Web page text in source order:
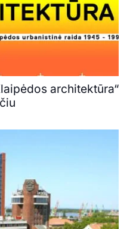
architektūra“